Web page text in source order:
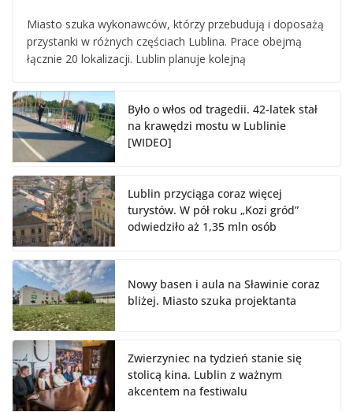
Miasto szuka wykonawców, którzy przebudują i doposażą
przystanki w różnych częściach Lublina. Prace obejmą
łącznie 20 lokalizacji. Lublin planuje kolejną
Było o włos od tragedii. 42-latek stał
na krawędzi mostu w Lublinie
[WIDEO]
Lublin przyciąga coraz więcej
turystów. W pół roku „Kozi gród”
odwiedziło aż 1,35 mln osób
Nowy basen i aula na Sławinie coraz
bliżej. Miasto szuka projektanta
Zwierzyniec na tydzień stanie się
stolicą kina. Lublin z ważnym
akcentem na festiwalu